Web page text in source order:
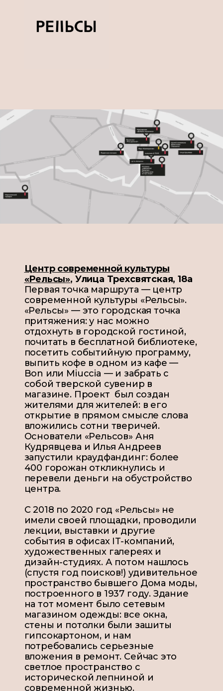
Центр современной культуры
«Рельсы», Улица Трехсвятская, 18а
Первая точка маршрута — центр
современной культуры «Рельсы».
«Рельсы» — это городская точка
притяжения: у нас можно
отдохнуть в городской гостиной,
почитать в бесплатной библиотеке,
посетить событийную программу,
выпить кофе в одном из кафе —
Bon или Miuccia — и забрать с
собой тверской сувенир в
магазине. Проект был создан
жителями для жителей: в его
открытие в прямом смысле слова
вложились сотни тверичей.
Основатели «Рельсов» Аня
Кудрявцева и Илья Андреев
запустили краудфандинг: более
400 горожан откликнулись и
перевели деньги на обустройство
центра.
С 2018 по 2020 год «Рельсы» не
имели своей площадки, проводили
лекции, выставки и другие
события в офисах IT-компаний,
художественных галереях и
дизайн-студиях. А потом нашлось
(спустя год поисков!) удивительное
пространство бывшего Дома моды,
построенного в 1937 году. Здание
на тот момент было сетевым
магазином одежды: все окна,
стены и потолки были зашиты
гипсокартоном, и нам
потребовались серьезные
вложения в ремонт. Сейчас это
светлое пространство с
исторической лепниной и
современной жизнью.